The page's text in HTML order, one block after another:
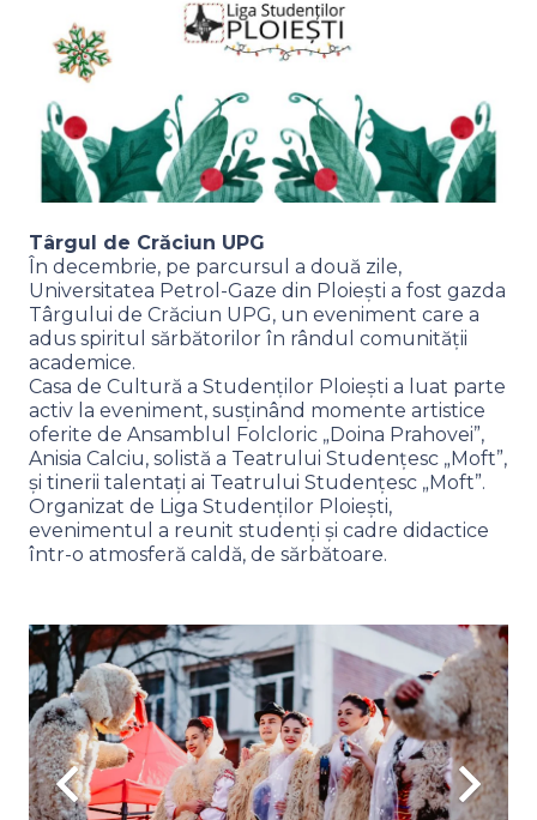
Târgul de Crăciun UPG
În decembrie, pe parcursul a două zile,
Universitatea Petrol-Gaze din Ploiești a fost gazda
Târgului de Crăciun UPG, un eveniment care a
adus spiritul sărbătorilor în rândul comunității
academice.
Casa de Cultură a Studenților Ploiești a luat parte
activ la eveniment, susținând momente artistice
oferite de Ansamblul Folcloric „Doina Prahovei”,
Anisia Calciu, solistă a Teatrului Studențesc „Moft”,
și tinerii talentați ai Teatrului Studențesc „Moft”.
Organizat de Liga Studenților Ploiești,
evenimentul a reunit studenți și cadre didactice
într-o atmosferă caldă, de sărbătoare.